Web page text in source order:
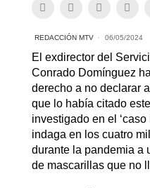
REDACCIÓN MTV 06/05/2024
El exdirector del
Conrado Domínguez
derecho a no declarar
que lo había citado
investigado en el
indaga en los cuatro
durante la pandemia a
de mascarillas que no